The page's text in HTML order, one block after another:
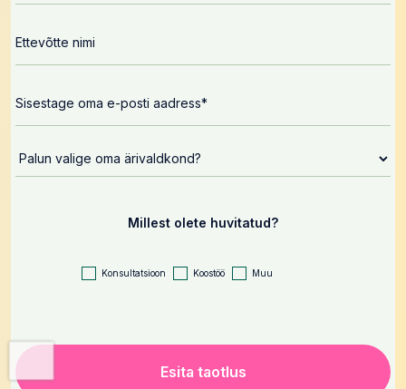
Millest olete huvitatud?
Konsultatsioon Koostöö Muu